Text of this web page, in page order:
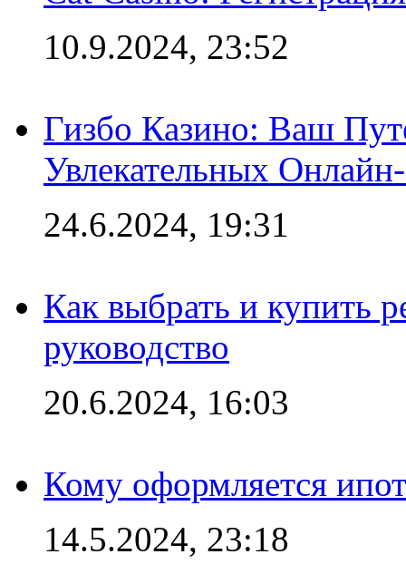
10.9.2024, 23:52
Гизбо Казино: Ваш
Увлекательных
24.6.2024, 19:31
Как выбрать и купить
руководство
20.6.2024, 16:03
Кому оформляется
14.5.2024, 23:18